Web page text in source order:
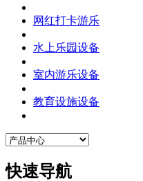
网红打卡游乐
水上乐园设备
室内游乐设备
教育设施设备
快速导航